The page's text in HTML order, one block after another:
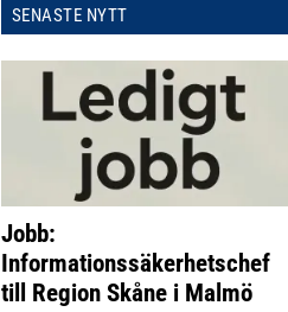
SENASTE NYTT
Jobb:
Informationssäkerhetschef
till Region Skåne i Malmö